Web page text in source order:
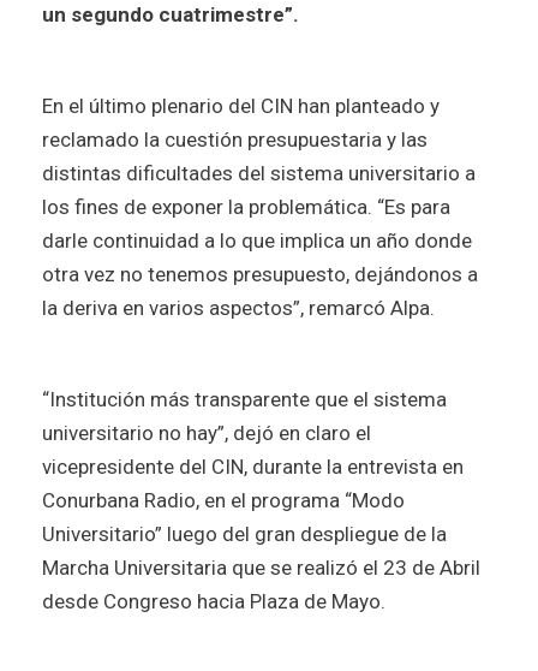
un segundo cuatrimestre”.
En el último plenario del CIN han planteado y
reclamado la cuestión presupuestaria y las
distintas dificultades del sistema universitario a
los fines de exponer la problemática. “Es para
darle continuidad a lo que implica un año donde
otra vez no tenemos presupuesto, dejándonos a
la deriva en varios aspectos”, remarcó Alpa.
“Institución más transparente que el sistema
universitario no hay”, dejó en claro el
vicepresidente del CIN, durante la entrevista en
Conurbana Radio, en el programa “Modo
Universitario” luego del gran despliegue de la
Marcha Universitaria que se realizó el 23 de Abril
desde Congreso hacia Plaza de Mayo.